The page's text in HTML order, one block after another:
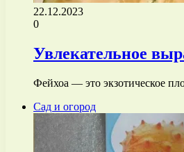
22.12.2023
0
Увлекательное
Фейхоа — это экзотическое
Сад и огород